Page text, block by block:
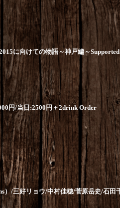
に向けての物語～神戸編～
円/当日:2500円＋2drink Order
）/三好リョウ/中村佳穂/菅原岳史/石田